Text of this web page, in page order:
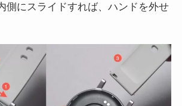
側にスライドすれば、ハンドを外せ